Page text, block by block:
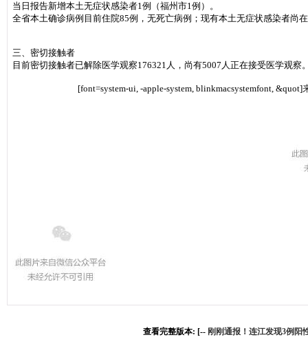
当日报告新增本土无症状感染者1例（福州市1例）。
全省本土确诊病例目前住院85例，无死亡病例；现有本土无症状感染者尚
三、密切接触者
目前密切接触者已解除医学观察176321人，尚有5007人正在接受医学观察
[font=system-ui, -apple-system, blinkmacsystemfont, &quot]
查看完整版本: [-- 刚刚通报！连江发现3例阳